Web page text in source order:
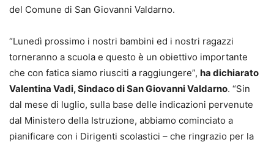
del Comune di San Giovanni Valdarno.
“Lunedì prossimo i nostri bambini ed i nostri ragazzi
torneranno a scuola e questo è un obiettivo importante
che con fatica siamo riusciti a raggiungere”, ha dichiarato
Valentina Vadi, Sindaco di San Giovanni Valdarno. “Sin
dal mese di luglio, sulla base delle indicazioni pervenute
dal Ministero della Istruzione, abbiamo cominciato a
pianificare con i Dirigenti scolastici – che ringrazio per la